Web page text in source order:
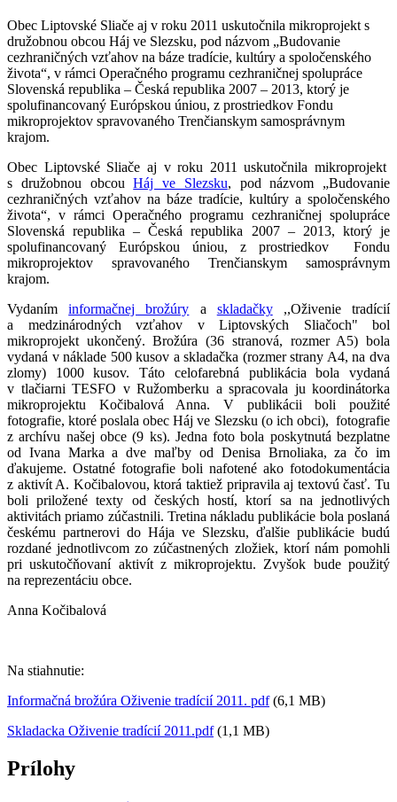
Obec Liptovské Sliače aj v roku 2011 uskutočnila mikroprojekt s
družobnou obcou Háj ve Slezsku, pod názvom „Budovanie
cezhraničných vzťahov na báze tradície, kultúry a spoločenského
života“, v rámci Operačného programu cezhraničnej spolupráce
Slovenská republika – Česká republika 2007 – 2013, ktorý je
spolufinancovaný Európskou úniou, z prostriedkov Fondu
mikroprojektov spravovaného Trenčianskym samosprávnym
krajom.
Obec Liptovské Sliače aj v roku 2011 uskutočnila mikroprojekt
s družobnou obcouHáj ve Slezsku, pod názvom „Budovanie
cezhraničných vzťahov na báze tradície, kultúry a spoločenského
života“, v rámci Operačného programu cezhraničnej spolupráce
Slovenská republika – Česká republika 2007 – 2013, ktorý je
spolufinancovaný Európskou úniou, z prostriedkov Fondu
mikroprojektov spravovaného Trenčianskym samosprávnym
krajom.
Vydaníminformačnej brožúry a skladačky,,Oživenie tradícií
a medzinárodných vzťahov v Liptovských Sliačoch" bol
mikroprojekt ukončený. Brožúra (36 stranová, rozmer A5) bola
vydaná v náklade 500 kusov a skladačka (rozmer strany A4, na dva
zlomy) 1000 kusov. Táto celofarebná publikácia bola vydaná
v tlačiarni TESFO v Ružomberku a spracovala ju koordinátorka
mikroprojektu Kočibalová Anna. V publikácii boli použité
fotografie, ktoré poslala obec Háj ve Slezsku (o ich obci), fotografie
z archívu našej obce (9 ks). Jedna foto bola poskytnutá bezplatne
od Ivana Marka a dve maľby od Denisa Brnoliaka, za čo im
ďakujeme. Ostatné fotografie boli nafotené ako fotodokumentácia
z aktivít A. Kočibalovou, ktorá taktiež pripravila aj textovú časť. Tu
boli priložené texty od českých hostí, ktorí sa na jednotlivých
aktivitách priamo zúčastnili. Tretina nákladu publikácie bola poslaná
českému partnerovi do Hája ve Slezsku, ďalšie publikácie budú
rozdané jednotlivcom zo zúčastnených zložiek, ktorí nám pomohli
pri uskutočňovaní aktivít z mikroprojektu. Zvyšok bude použitý
na reprezentáciu obce.
Anna Kočibalová
Na stiahnutie:
Informačná brožúra Oživenie tradícií 2011. pdf(6,1 MB)
Skladacka Oživenie tradícií 2011.pdf(1,1 MB)
Prílohy